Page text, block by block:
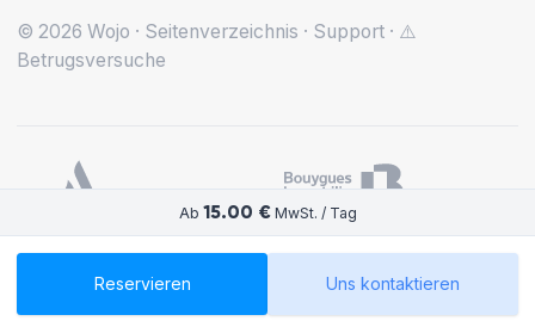
Ab 15.00 €MwSt. / Tag
Reservieren Uns kontaktieren
© 2026 Wojo · Seitenverzeichnis · Support · ⚠️
Betrugsversuche